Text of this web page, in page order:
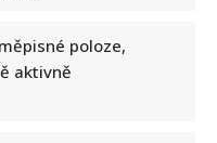
poloze,
aktivně